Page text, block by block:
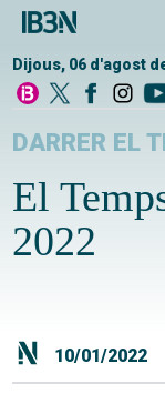
Dijous, 06 d'agost
DARRER EL
El
2022
10/01/2022